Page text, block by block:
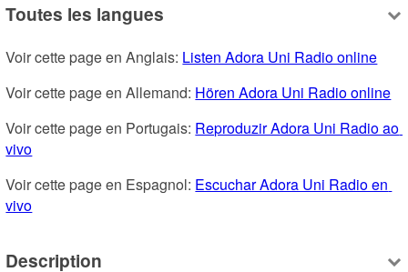
Toutes les langues
Voir cette page en Anglais: Listen Adora Uni Radio online
Voir cette page en Allemand: Hören Adora Uni Radio online
Voir cette page en Portugais: Reproduzir Adora Uni Radio ao
vivo
Voir cette page en Espagnol: Escuchar Adora Uni Radio en
vivo
Description